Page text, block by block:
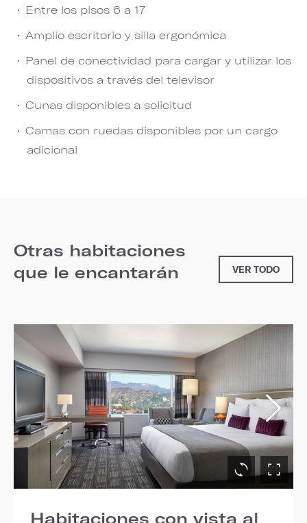
Entre los pisos 6 a 17
Amplio escritorio y silla ergonómica
Panel de conectividad para cargar y utilizar los
dispositivos a través del televisor
Cunas disponibles a solicitud
Camas con ruedas disponibles por un cargo
adicional
Otras habitaciones
que le encantarán
VER TODO
Habitaciones con vista al